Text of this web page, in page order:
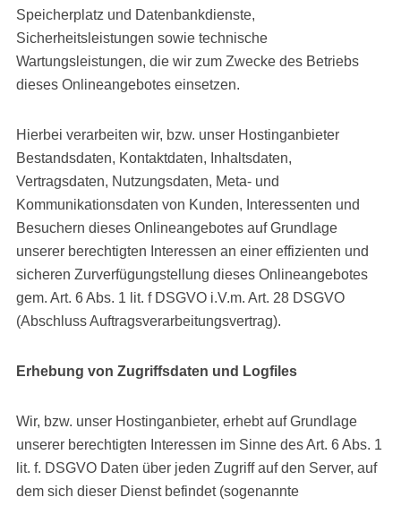
Speicherplatz und Datenbankdienste,
Sicherheitsleistungen sowie technische
Wartungsleistungen, die wir zum Zwecke des Betriebs
dieses Onlineangebotes einsetzen.
Hierbei verarbeiten wir, bzw. unser Hostinganbieter
Bestandsdaten, Kontaktdaten, Inhaltsdaten,
Vertragsdaten, Nutzungsdaten, Meta- und
Kommunikationsdaten von Kunden, Interessenten und
Besuchern dieses Onlineangebotes auf Grundlage
unserer berechtigten Interessen an einer effizienten und
sicheren Zurverfügungstellung dieses Onlineangebotes
gem. Art. 6 Abs. 1 lit. f DSGVO i.V.m. Art. 28 DSGVO
(Abschluss Auftragsverarbeitungsvertrag).
Erhebung von Zugriffsdaten und Logfiles
Wir, bzw. unser Hostinganbieter, erhebt auf Grundlage
unserer berechtigten Interessen im Sinne des Art. 6 Abs. 1
lit. f. DSGVO Daten über jeden Zugriff auf den Server, auf
dem sich dieser Dienst befindet (sogenannte